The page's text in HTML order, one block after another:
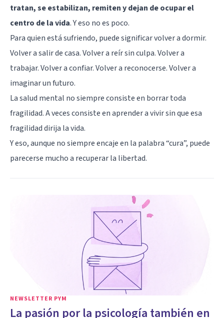
tratan, se estabilizan, remiten y dejan de ocupar el
centro de la vida. Y eso no es poco.
Para quien está sufriendo, puede significar volver a dormir.
Volver a salir de casa. Volver a reír sin culpa. Volver a
trabajar. Volver a confiar. Volver a reconocerse. Volver a
imaginar un futuro.
La salud mental no siempre consiste en borrar toda
fragilidad. A veces consiste en aprender a vivir sin que esa
fragilidad dirija la vida.
Y eso, aunque no siempre encaje en la palabra “cura”, puede
parecerse mucho a recuperar la libertad.
NEWSLETTER PYM
La pasión por la psicología también en